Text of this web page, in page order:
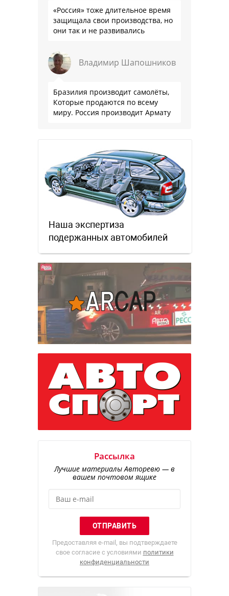
«Россия» тоже длительное время
защищала свои производства, но
они так и не развивались
Владимир Шапошников
Бразилия производит самолёты,
Которые продаются по всему
миру. Россия производит Армату
Наша экспертиза
подержанных автомобилей
Рассылка
Лучшие материалы Авторевю — в
вашем почтовом ящике
Предоставляя e-mail, вы подтверждаете
свое согласие с условиями политики
конфиденциальности